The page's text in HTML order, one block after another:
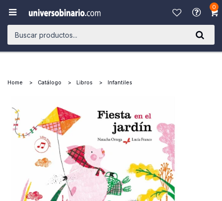
0

Home Catálogo Libros Infantiles